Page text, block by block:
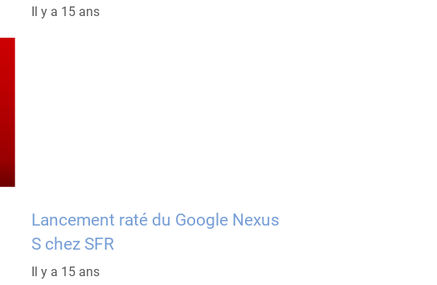
Il y a 15 ans
Lancement raté du Google Nexus
S chez SFR
Il y a 15 ans